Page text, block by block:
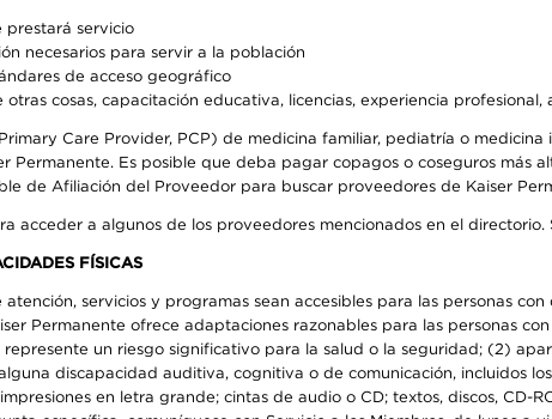
prestará servicio
necesarios para servir a la población
de acceso geográfico
cosas, capacitación educativa, licencias, experiencia
Care Provider, PCP) de medicina familiar, pediatría o
Es posible que deba pagar copagos o coseguros más
de Afiliación del Proveedor para buscar proveedores de Kaiser
acceder a algunos de los proveedores mencionados en el
FÍSICAS
servicios y programas sean accesibles para las personas
Permanente ofrece adaptaciones razonables para las personas
un riesgo significativo para la salud o la seguridad; (2)
discapacidad auditiva, cognitiva o de comunicación, incluidos
en letra grande; cintas de audio o CD; textos, discos, CD-